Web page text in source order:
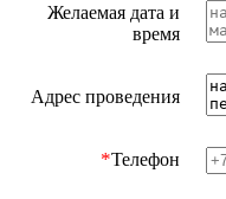
Желаемая дата и
время
Адрес проведения
*Телефон